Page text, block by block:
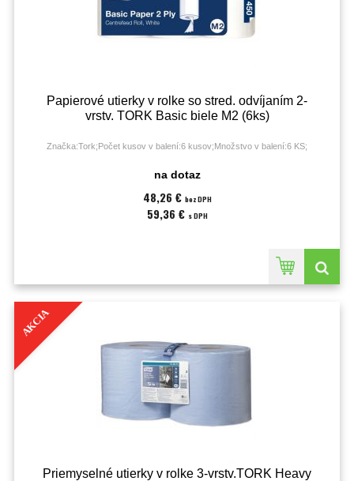
Papierové utierky v rolke so stred. odvíjaním 2-
vrstv. TORK Basic biele M2 (6ks)
Značka:Tork;Počet kusov v balení:6 kusov;Množstvo v balení:6 KS;
na dotaz
48,26 € bez DPH
59,36 € s DPH
AKCIA
Priemyselné utierky v rolke 3-vrstv.TORK Heavy